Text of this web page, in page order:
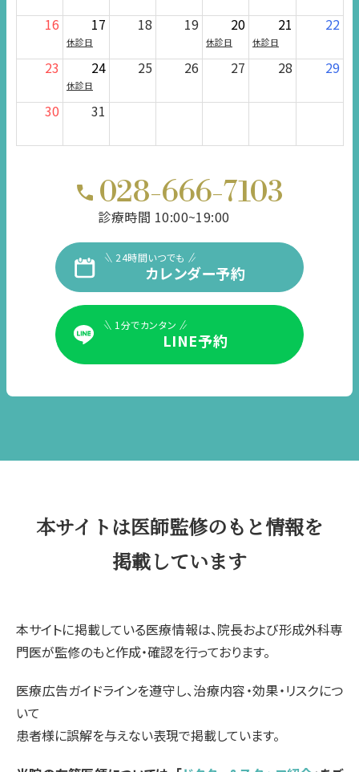
16 17
休診日
18 19 20
休診日
21
休診日
22
23 24
休診日
25 26 27 28 29
30 31
028-666-7103
診療時間 10:00~19:00
24時間いつでも
カレンダー予約
1分でカンタン
LINE予約
本サイトは医師監修のもと情報を
掲載しています
本サイトに掲載している医療情報は、院長および形成外科専
門医が監修のもと作成・確認を行っております。
医療広告ガイドラインを遵守し、治療内容・効果・リスクにつ
いて
患者様に誤解を与えない表現で掲載しています。